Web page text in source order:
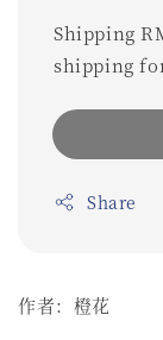
Shipping
shipping
Share
作者：橙花